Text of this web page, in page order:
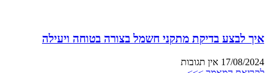
איך לבצע בדיקת מתקני חשמל בצורה בטוחה ויעילה
17/08/2024 אין תגובות